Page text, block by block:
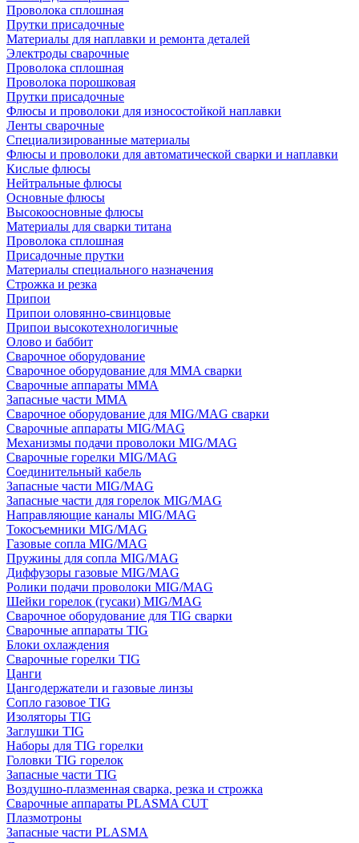
Проволока сплошная
Прутки присадочные
Материалы для наплавки и ремонта деталей
Электроды сварочные
Проволока сплошная
Проволока порошковая
Прутки присадочные
Флюсы и проволоки для износостойкой наплавки
Ленты сварочные
Специализированные материалы
Флюсы и проволоки для автоматической сварки и наплавки
Кислые флюсы
Нейтральные флюсы
Основные флюсы
Высокоосновные флюсы
Материалы для сварки титана
Проволока сплошная
Присадочные прутки
Материалы специального назначения
Строжка и резка
Припои
Припои оловянно-свинцовые
Припои высокотехнологичные
Олово и баббит
Сварочное оборудование
Сварочное оборудование для MMA сварки
Сварочные аппараты MMA
Запасные части MMA
Сварочное оборудование для MIG/MAG сварки
Сварочные аппараты MIG/MAG
Механизмы подачи проволоки MIG/MAG
Сварочные горелки MIG/MAG
Соединительный кабель
Запасные части MIG/MAG
Запасные части для горелок MIG/MAG
Направляющие каналы MIG/MAG
Токосъемники MIG/MAG
Газовые сопла MIG/MAG
Пружины для сопла MIG/MAG
Диффузоры газовые MIG/MAG
Ролики подачи проволоки MIG/MAG
Шейки горелок (гусаки) MIG/MAG
Сварочное оборудование для TIG сварки
Сварочные аппараты TIG
Блоки охлаждения
Сварочные горелки TIG
Цанги
Цангодержатели и газовые линзы
Сопло газовое TIG
Изоляторы TIG
Заглушки TIG
Наборы для TIG горелки
Головки TIG горелок
Запасные части TIG
Воздушно-плазменная сварка, резка и строжка
Сварочные аппараты PLASMA CUT
Плазмотроны
Запасные части PLASMA